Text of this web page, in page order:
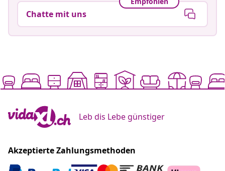
Chatte mit uns
Leb dis Lebe günstiger
Akzeptierte Zahlungsmethoden